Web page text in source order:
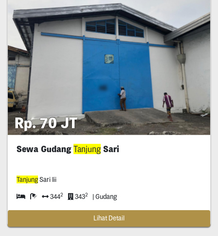
Rp. 70 JT
Sewa GudangTanjungSari
TanjungSari Iii
3442 3432 | Gudang
Lihat Detail